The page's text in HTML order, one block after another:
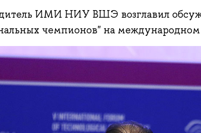
ИМИ НИУ ВШЭ возглавил
чемпионов" на